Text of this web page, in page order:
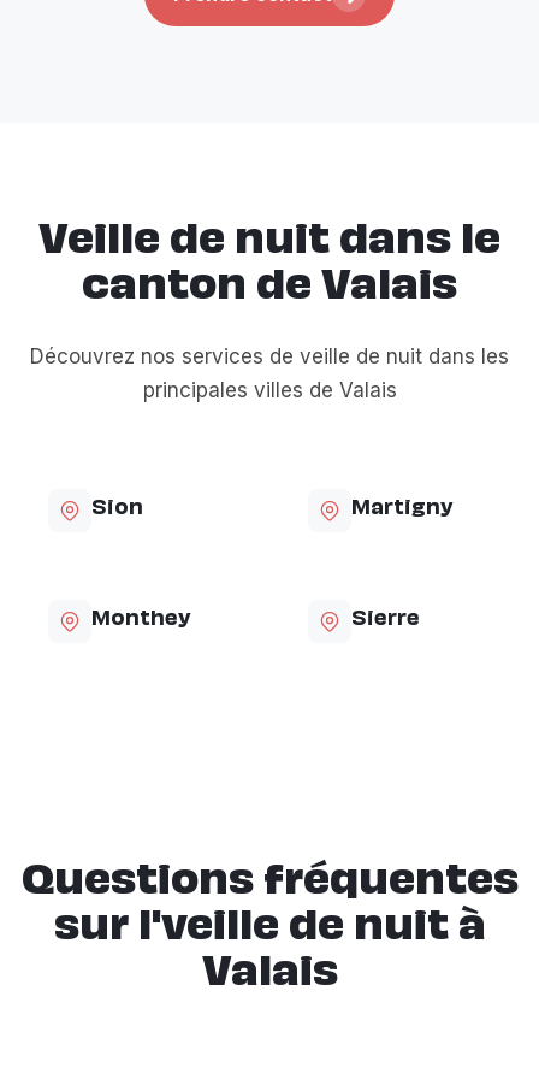
Veille de nuit dans le
canton de Valais
Découvrez nos services de veille de nuit dans les
principales villes de Valais
Sion Martigny
Monthey Sierre
Questions fréquentes
sur l'veille de nuit à
Valais